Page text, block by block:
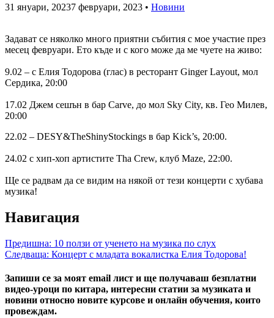
31 януари, 20237 февруари, 2023 • Новини
Задават се няколко много приятни събития с мое участие през
месец февруари. Ето къде и с кого може да ме чуете на живо:
9.02 – с Елия Тодорова (глас) в ресторант Ginger Layout, мол
Сердика, 20:00
17.02 Джем сешън в бар Carve, до мол Sky City, кв. Гео Милев,
20:00
22.02 – DESY&TheShinyStockings в бар Kick’s, 20:00.
24.02 с хип-хоп артистите Tha Crew, клуб Maze, 22:00.
Ще се радвам да се видим на някой от тези концерти с хубава
музика!
Навигация
Предишна: 10 ползи от ученето на музика по слух
Следваща: Концерт с младата вокалистка Елия Тодорова!
Запиши се за моят email лист и ще получаваш безплатни
видео-уроци по китара, интересни статии за музиката и
новини относно новите курсове и онлайн обучения, които
провеждам.